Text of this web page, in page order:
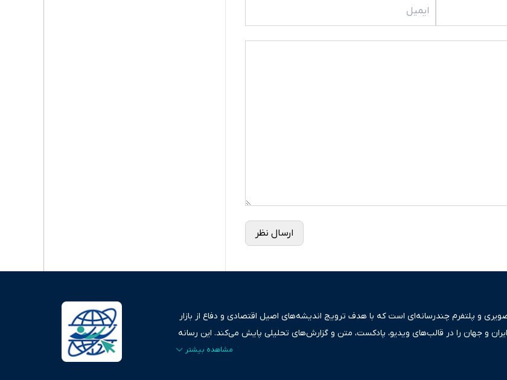
ارسال نظر
و پلتفرم چندرسانه‌ای است که با هدف ترویج اندیشه‌های اصیل اقتصادی و دفاع از بازار
ایران و جهان را در قالب‌های ویدیو، پادکست، متن و گزارش‌های تحلیلی پایش می‌کند. این رسانه
و قابل اعتماد، فراتر از اطلاع‌رسانی صرف، به تبیین سیاست‌ها و کارکردهای بازارهای مالی،